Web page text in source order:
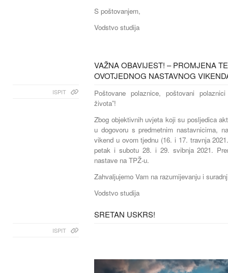
S poštovanjem,
Vodstvo studija
VAŽNA OBAVIJEST! – PROMJENA
OVOTJEDNOG NASTAVNOG
ISPIT
Poštovane polaznice, poštovani
života”!
Zbog objektivnih uvjeta koji su posljedica
u dogovoru s predmetnim nastavnicima,
vikend u ovom tjednu (16. i 17. travnja
petak i subotu 28. i 29. svibnja 2021.
nastave na TPŽ-u.
Zahvaljujemo Vam na razumijevanju i
Vodstvo studija
SRETAN USKRS!
ISPIT